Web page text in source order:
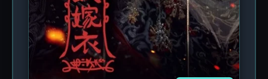
для целых миров. Студия Qiyuan Yinghua,
известная своими яркими визуальными
решениями и динамичными сценами, создаёт
уникальную атмосферу, где каждый кадр дышит
напряжением и красотой. Зрителя ждут
захватывающие сражения, запутанные